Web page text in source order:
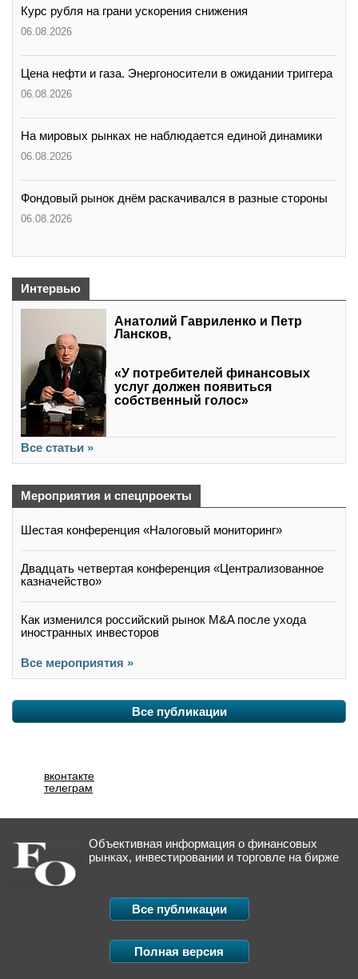
Курс рубля на грани ускорения снижения
06.08.2026
Цена нефти и газа. Энергоносители в ожидании триггера
06.08.2026
На мировых рынках не наблюдается единой динамики
06.08.2026
Фондовый рынок днём раскачивался в разные стороны
06.08.2026
Интервью
Анатолий Гавриленко и Петр
Лансков,
«У потребителей финансовых
услуг должен появиться
собственный голос»
Все статьи »
Мероприятия и спецпроекты
Шестая конференция «Налоговый мониторинг»
Двадцать четвертая конференция «Централизованное
казначейство»
Как изменился российский рынок M&A после ухода
иностранных инвесторов
Все мероприятия »
Все публикации
вконтакте
телеграм
Объективная информация о финансовых
рынках, инвестировании и торговле на бирже
Все публикации
Полная версия